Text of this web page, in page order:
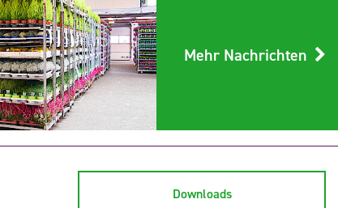
Mehr Nachrichten
Downloads